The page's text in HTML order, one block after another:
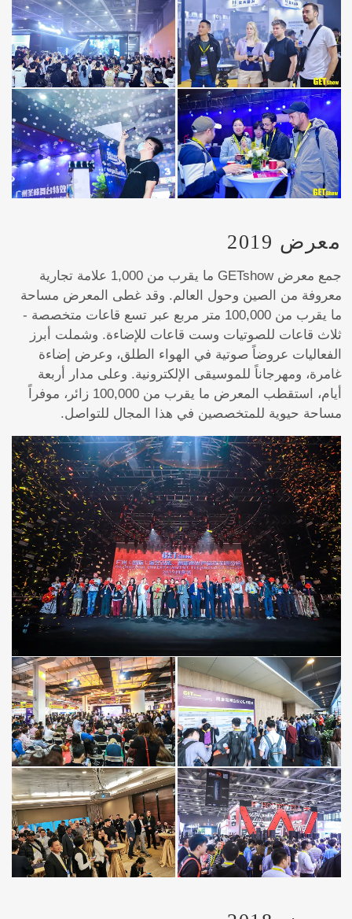
معرض 2019
جمع معرض GETshow ما يقرب من 1,000 علامة تجارية
معروفة من الصين وحول العالم. وقد غطى المعرض مساحة
ما يقرب من 100,000 متر مربع عبر تسع قاعات متخصصة -
ثلاث قاعات للصوتيات وست قاعات للإضاءة. وشملت أبرز
الفعاليات عروضاً صوتية في الهواء الطلق، وعرض إضاءة
غامرة، ومهرجاناً للموسيقى الإلكترونية. وعلى مدار أربعة
أيام، استقطب المعرض ما يقرب من 100,000 زائر، موفراً
مساحة حيوية للمتخصصين في هذا المجال للتواصل.